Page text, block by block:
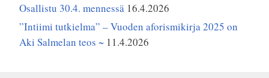
Osallistu 30.4. mennessä 16.4.2026
”Intiimi tutkielma” – Vuoden aforismikirja 2025 on
Aki Salmelan teos ~ 11.4.2026